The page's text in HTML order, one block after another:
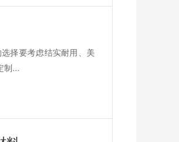
择要考虑结实耐用、美
制...